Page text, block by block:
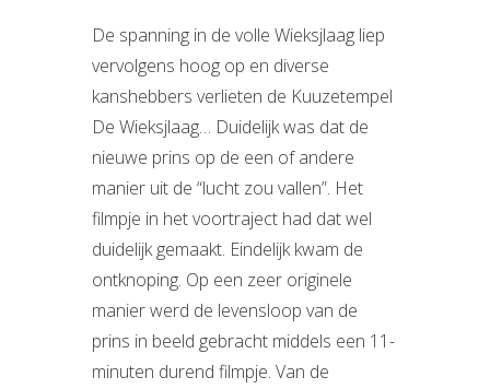
De spanning in de volle Wieksjlaag liep
vervolgens hoog op en diverse
kanshebbers verlieten de Kuuzetempel
De Wieksjlaag… Duidelijk was dat de
nieuwe prins op de een of andere
manier uit de “lucht zou vallen”. Het
filmpje in het voortraject had dat wel
duidelijk gemaakt. Eindelijk kwam de
ontknoping. Op een zeer originele
manier werd de levensloop van de
prins in beeld gebracht middels een 11-
minuten durend filmpje. Van de